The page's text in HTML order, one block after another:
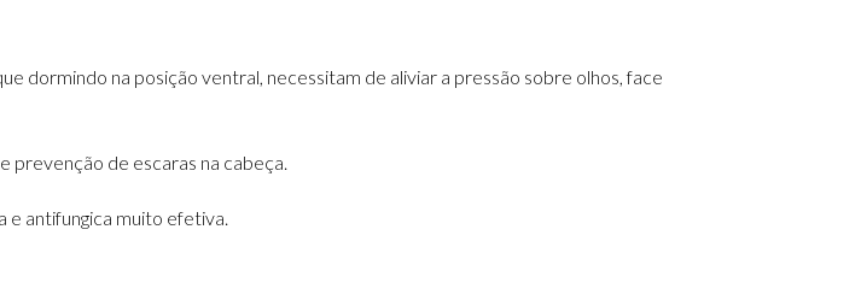
dormindo na posição ventral, necessitam de aliviar a pressão sobre olhos, face
prevenção de escaras na cabeça.
e antifungica muito efetiva.